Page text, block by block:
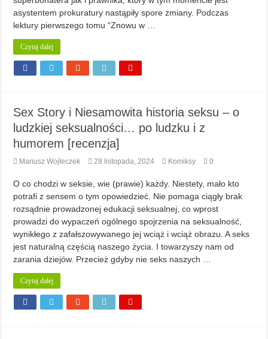
asystentem prokuratury nastąpiły spore zmiany. Podczas
lektury pierwszego tomu “Znowu w …
Czytaj dalej
Sex Story i Niesamowita historia seksu – o
ludzkiej seksualności… po ludzku i z
humorem [recenzja]
Mariusz Wojteczek 28 listopada, 2024 Komiksy 0
O co chodzi w seksie, wie (prawie) każdy. Niestety, mało kto
potrafi z sensem o tym opowiedzieć. Nie pomaga ciągły brak
rozsądnie prowadzonej edukacji seksualnej, co wprost
prowadzi do wypaczeń ogólnego spojrzenia na seksualność,
wynikłego z zafałszowywanego jej wciąż i wciąż obrazu. A seks
jest naturalną częścią naszego życia. I towarzyszy nam od
zarania dziejów. Przecież gdyby nie seks naszych …
Czytaj dalej